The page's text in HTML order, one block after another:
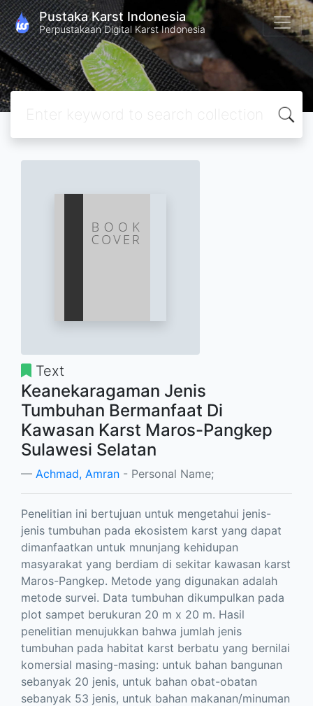
Pustaka Karst Indonesia
Perpustakaan Digital Karst Indonesia
Text
Keanekaragaman Jenis
Tumbuhan Bermanfaat Di
Kawasan Karst Maros-Pangkep
Sulawesi Selatan
Achmad, Amran - Personal Name;
Penelitian ini bertujuan untuk mengetahui jenis-
jenis tumbuhan pada ekosistem karst yang dapat
dimanfaatkan untuk mnunjang kehidupan
masyarakat yang berdiam di sekitar kawasan karst
Maros-Pangkep. Metode yang digunakan adalah
metode survei. Data tumbuhan dikumpulkan pada
plot sampet berukuran 20 m x 20 m. Hasil
penelitian menujukkan bahwa jumlah jenis
tumbuhan pada habitat karst berbatu yang bernilai
komersial masing-masing: untuk bahan bangunan
sebanyak 20 jenis, untuk bahan obat-obatan
sebanyak 53 jenis, untuk bahan makanan/minuman